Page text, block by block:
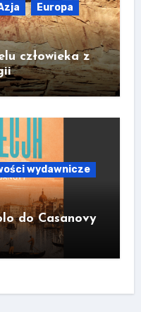
Europa
człowieka z
wydawnicze
do Casanovy